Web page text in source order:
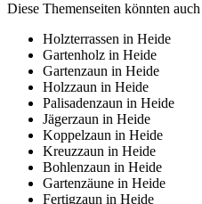
Diese Themenseiten könnten
Holzterrassen in Heide
Gartenholz in Heide
Gartenzaun in Heide
Holzzaun in Heide
Palisadenzaun in Heide
Jägerzaun in Heide
Koppelzaun in Heide
Kreuzzaun in Heide
Bohlenzaun in Heide
Gartenzäune in Heide
Fertigzaun in Heide